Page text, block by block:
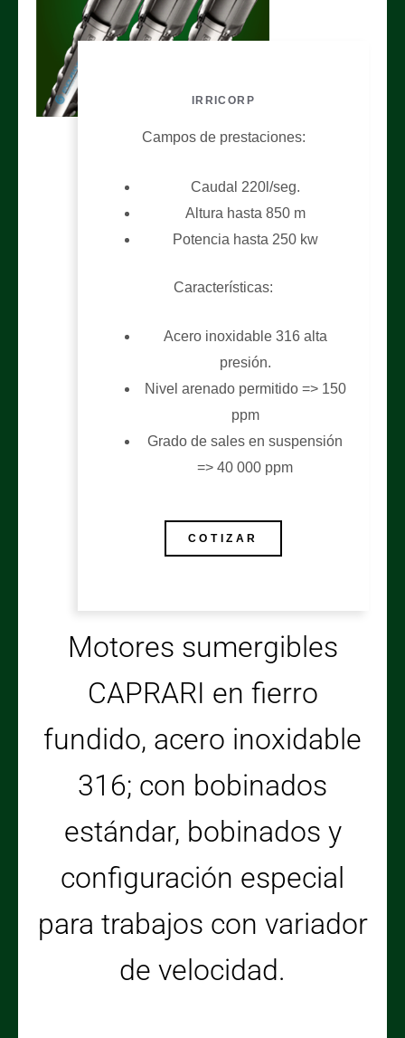
IRRICORP
Campos de prestaciones:
Caudal 220l/seg.
Altura hasta 850 m
Potencia hasta 250 kw
Características:
Acero inoxidable 316 alta
presión.
Nivel arenado permitido => 150
ppm
Grado de sales en suspensión
=> 40 000 ppm
COTIZAR
Motores sumergibles
CAPRARI en fierro
fundido, acero inoxidable
316; con bobinados
estándar, bobinados y
configuración especial
para trabajos con variador
de velocidad.